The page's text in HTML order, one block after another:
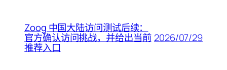
Zoog 中国大陆访问测试后续：
官方确认访问挑战，并给出当前
推荐入口
2026/07/29